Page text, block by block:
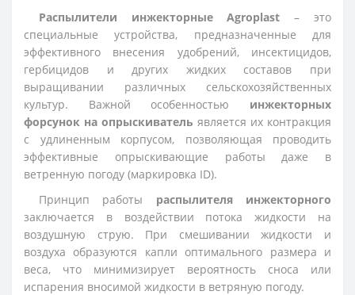
Распылители инжекторныеAgroplast – это
специальные устройства, предназначенные для
эффективного внесения удобрений, инсектицидов,
гербицидов и других жидких составов при
выращивании различных сельскохозяйственных
культур. Важной особенностью инжекторных
форсунок на опрыскиватель является их контракция
с удлиненным корпусом, позволяющая проводить
эффективные опрыскивающие работы даже в
ветренную погоду (маркировка ID).
Принцип работы распылителя инжекторного
заключается в воздействии потока жидкости на
воздушную струю. При смешивании жидкости и
воздуха образуются капли оптимального размера и
веса, что минимизирует вероятность сноса или
испарения вносимой жидкости в ветряную погоду.